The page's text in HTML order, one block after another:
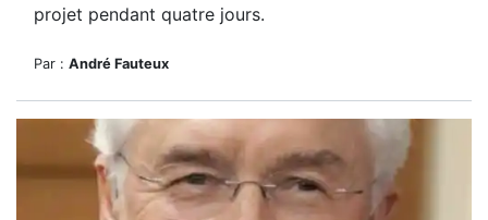
projet pendant quatre jours.
Par : André Fauteux